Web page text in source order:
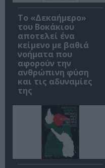
Το «Δεκαήμερο»
του Βοκάκιου
αποτελεί ένα
κείμενο με βαθιά
νοήματα που
αφορούν την
ανθρώπινη φύση
και τις αδυναμίες
της